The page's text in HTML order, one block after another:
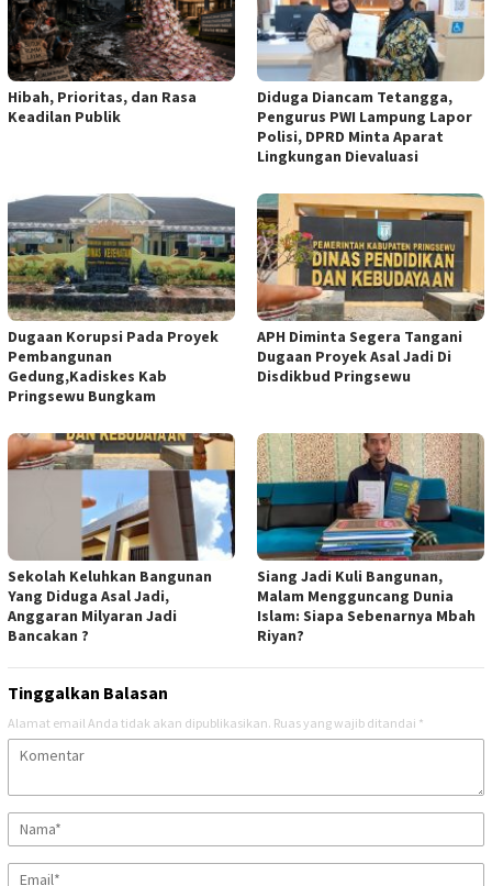
Hibah, Prioritas, dan Rasa
Keadilan Publik
Diduga Diancam Tetangga,
Pengurus PWI Lampung Lapor
Polisi, DPRD Minta Aparat
Lingkungan Dievaluasi
Dugaan Korupsi Pada Proyek
Pembangunan
Gedung,Kadiskes Kab
Pringsewu Bungkam
APH Diminta Segera Tangani
Dugaan Proyek Asal Jadi Di
Disdikbud Pringsewu
Sekolah Keluhkan Bangunan
Yang Diduga Asal Jadi,
Anggaran Milyaran Jadi
Bancakan ?
Siang Jadi Kuli Bangunan,
Malam Mengguncang Dunia
Islam: Siapa Sebenarnya Mbah
Riyan?
Tinggalkan Balasan
Alamat email Anda tidak akan dipublikasikan. Ruas yang wajib ditandai *